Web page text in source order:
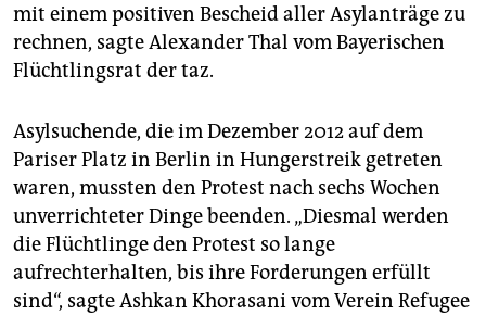
mit einem positiven Bescheid aller Asylanträge zu
rechnen, sagte Alexander Thal vom Bayerischen
Flüchtlingsrat der taz.
Asylsuchende, die im Dezember 2012 auf dem
Pariser Platz in Berlin in Hungerstreik getreten
waren, mussten den Protest nach sechs Wochen
unverrichteter Dinge beenden. „Diesmal werden
die Flüchtlinge den Protest so lange
aufrechterhalten, bis ihre Forderungen erfüllt
sind“, sagte Ashkan Khorasani vom Verein Refugee